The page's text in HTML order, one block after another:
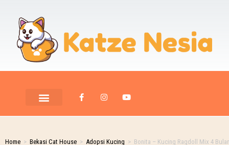
Home > Bekasi Cat House > Adopsi Kucing > Bonita – Kucing Ragdoll Mix 4